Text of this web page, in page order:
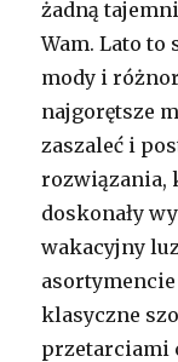
żadną
Wam. Lato
mody i
najgorętsze
zaszaleć i
rozwiązania,
doskonały
wakacyjny
klasyczne
przetarciami